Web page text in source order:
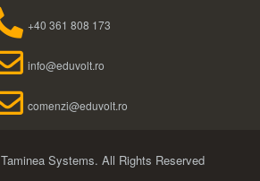
+40 361 808 173
info@eduvolt.ro
comenzi@eduvolt.ro
Taminea Systems. All Rights Reserved